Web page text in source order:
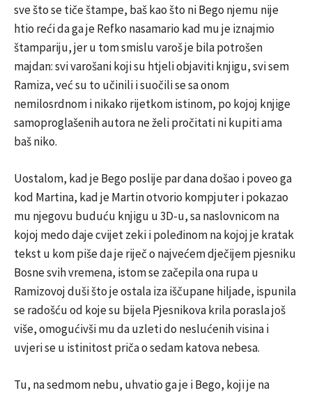
sve što se tiče štampe, baš kao što ni Bego njemu nije
htio reći da ga je Refko nasamario kad mu je iznajmio
štampariju, jer u tom smislu varoš je bila potrošen
majdan: svi varošani koji su htjeli objaviti knjigu, svi sem
Ramiza, već su to učinili i suočili se sa onom
nemilosrdnom i nikako rijetkom istinom, po kojoj knjige
samoproglašenih autora ne želi pročitati ni kupiti ama
baš niko.
Uostalom, kad je Bego poslije par dana došao i poveo ga
kod Martina, kad je Martin otvorio kompjuter i pokazao
mu njegovu buduću knjigu u 3D-u, sa naslovnicom na
kojoj medo daje cvijet zeki i poleđinom na kojoj je kratak
tekst u kom piše da je riječ o najvećem dječijem pjesniku
Bosne svih vremena, istom se začepila ona rupa u
Ramizovoj duši što je ostala iza iščupane hiljade, ispunila
se radošću od koje su bijela Pjesnikova krila porasla još
više, omogućivši mu da uzleti do neslućenih visina i
uvjeri se u istinitost priča o sedam katova nebesa.
Tu, na sedmom nebu, uhvatio ga je i Bego, koji je na